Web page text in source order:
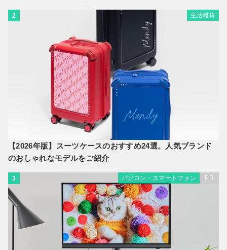
2 生活雑貨
【2026年版】スーツケースのおすすめ24選。人気ブランド
のおしゃれなモデルをご紹介
3 パソコン・スマートフォン PR